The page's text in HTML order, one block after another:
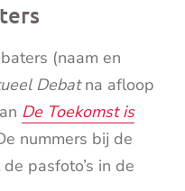
(naam en
Debatna afloop
De Toekomst is
nummers bij de
pasfoto’s in de